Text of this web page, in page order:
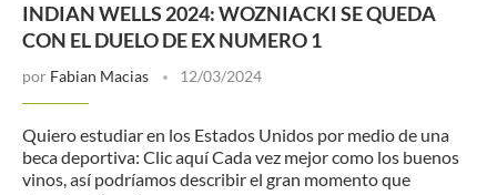
INDIAN WELLS 2024: WOZNIACKI SE QUEDA
CON EL DUELO DE EX NUMERO 1
por Fabian Macias 12/03/2024
Quiero estudiar en los Estados Unidos por medio de una
beca deportiva: Clic aquí Cada vez mejor como los buenos
vinos, así podríamos describir el gran momento que